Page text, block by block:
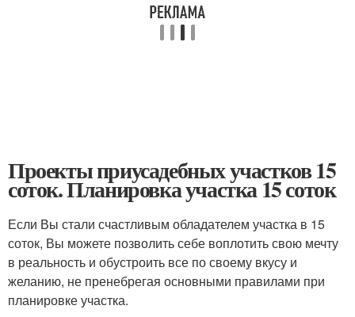
Проекты приусадебных участков 15
соток. Планировка участка 15 соток
Если Вы стали счастливым обладателем участка в 15
соток, Вы можете позволить себе воплотить свою мечту
в реальность и обустроить все по своему вкусу и
желанию, не пренебрегая основными правилами при
планировке участка.